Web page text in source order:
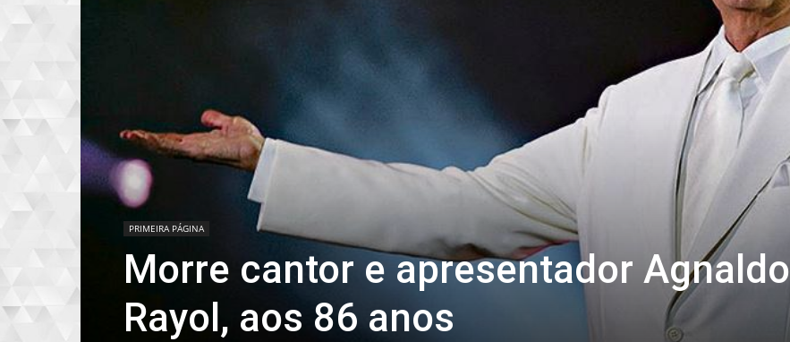
PRIMEIRA PÁGINA
Morre cantor e apresentador Agnaldo
Rayol, aos 86 anos